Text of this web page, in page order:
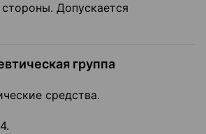
Допускается
группа
средства.